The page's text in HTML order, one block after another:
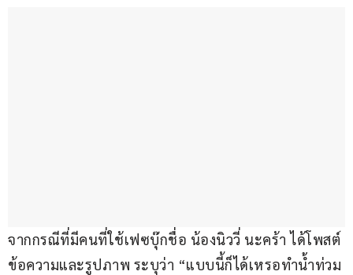
จากกรณีที่มีคนที่ใช้เฟซบุ๊กชื่อ น้องนิววี่ นะคร้า ได้โพสต์
ข้อความและรูปภาพ ระบุว่า “แบบนี้ก็ได้เหรอทำน้ำท่วม